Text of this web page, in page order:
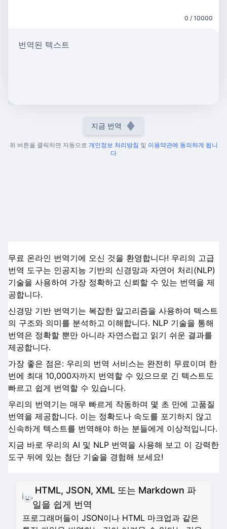
0 / 10000
번역된 텍스트
지금 번역
위 버튼을 클릭하면 자동으로 개인정보 처리방침 및 이용약관에 동의하게 됩니
다
무료 온라인 번역기에 오신 것을 환영합니다! 우리의 고급
번역 도구는 인공지능 기반의 신경망과 자연어 처리(NLP)
기술을 사용하여 가장 정확하고 신뢰할 수 있는 번역을 제
공합니다.
신경망 기반 번역기는 복잡한 알고리즘을 사용하여 텍스트
의 구조와 의미를 분석하고 이해합니다. NLP 기술을 통해
번역은 정확할 뿐만 아니라 자연스럽고 읽기 쉬운 결과를
제공합니다.
가장 좋은 점은: 우리의 번역 서비스는 완전히 무료이며 한
번에 최대 10,000자까지 번역할 수 있으므로 긴 텍스트도
빠르고 쉽게 번역할 수 있습니다.
우리의 번역기는 매우 빠르게 작동하며 몇 초 만에 고품질
번역을 제공합니다. 이는 정확도나 속도를 포기하지 않고
신속하게 텍스트를 번역해야 하는 분들에게 이상적입니다.
지금 바로 우리의 AI 및 NLP 번역을 사용해 보고 이 강력한
도구 뒤에 있는 첨단 기술을 경험해 보세요!
HTML, JSON, XML 또는 Markdown 파
일을 쉽게 번역
프로그래머들이 JSON이나 HTML 마크업과 같은